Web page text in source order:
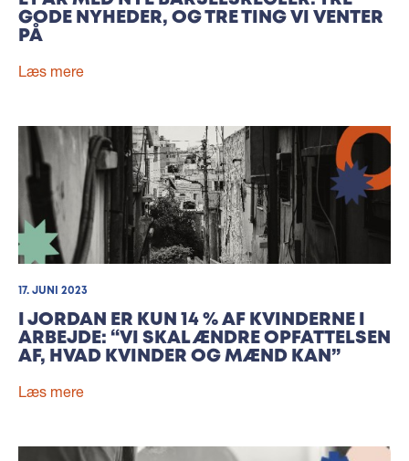
GODE NYHEDER, OG TRE TING VI VENTER
PÅ
Læs mere
17. JUNI 2023
I JORDAN ER KUN 14 % AF KVINDERNE I
ARBEJDE: “VI SKAL ÆNDRE OPFATTELSEN
AF, HVAD KVINDER OG MÆND KAN”
Læs mere